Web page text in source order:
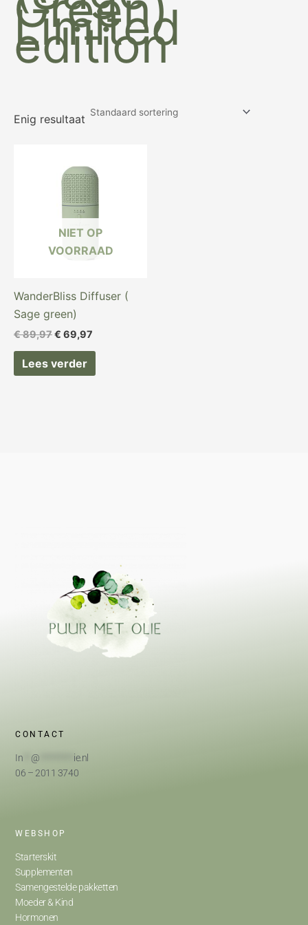
Limited
edition
Enig resultaat
NIET OP
VOORRAAD
WanderBliss Diffuser (
Sage green)
€89,97
was:
€ 89,97.
€ 69,97
is:
€ 69,97.
Lees verder
CONTACT
In @
ie.nl
06 – 2011 3740
WEBSHOP
Starterskit
Supplementen
Samengestelde pakketten
Moeder & Kind
Hormonen